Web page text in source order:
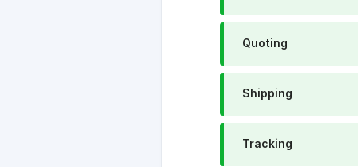
Quoting
Shipping
Tracking